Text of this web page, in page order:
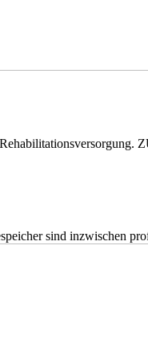
sind inzwischen